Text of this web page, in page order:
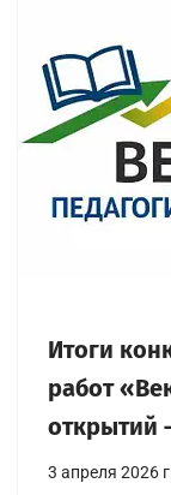
Итоги
работ
открытий
3 апреля 2026